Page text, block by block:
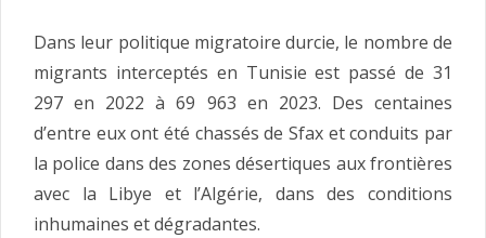
Dans leur politique migratoire durcie, le nombre de
migrants interceptés en Tunisie est passé de 31
297 en 2022 à 69 963 en 2023. Des centaines
d’entre eux ont été chassés de Sfax et conduits par
la police dans des zones désertiques aux frontières
avec la Libye et l’Algérie, dans des conditions
inhumaines et dégradantes.